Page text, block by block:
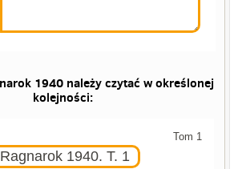
1940 należy czytać w określonej
kolejności:
Tom 1
Ragnarok 1940. T. 1